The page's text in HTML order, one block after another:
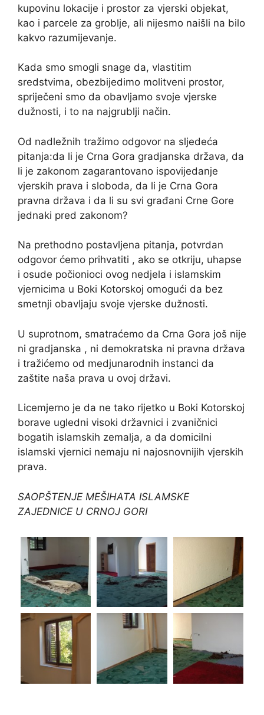
kupovinu lokacije i prostor za vjerski objekat,
kao i parcele za groblje, ali nijesmo naišli na bilo
kakvo razumijevanje.
Kada smo smogli snage da, vlastitim
sredstvima, obezbijedimo molitveni prostor,
spriječeni smo da obavljamo svoje vjerske
dužnosti, i to na najgrublji način.
Od nadležnih tražimo odgovor na sljedeća
pitanja:da li je Crna Gora gradjanska država, da
li je zakonom zagarantovano ispovijedanje
vjerskih prava i sloboda, da li je Crna Gora
pravna država i da li su svi građani Crne Gore
jednaki pred zakonom?
Na prethodno postavljena pitanja, potvrdan
odgovor ćemo prihvatiti , ako se otkriju, uhapse
i osude počionioci ovog nedjela i islamskim
vjernicima u Boki Kotorskoj omogući da bez
smetnji obavljaju svoje vjerske dužnosti.
U suprotnom, smatraćemo da Crna Gora još nije
ni gradjanska , ni demokratska ni pravna država
i tražićemo od medjunarodnih instanci da
zaštite naša prava u ovoj državi.
Licemjerno je da ne tako rijetko u Boki Kotorskoj
borave ugledni visoki državnici i zvaničnici
bogatih islamskih zemalja, a da domicilni
islamski vjernici nemaju ni najosnovnijih vjerskih
prava.
SAOPŠTENJE MEŠIHATA ISLAMSKE
ZAJEDNICE U CRNOJ GORI